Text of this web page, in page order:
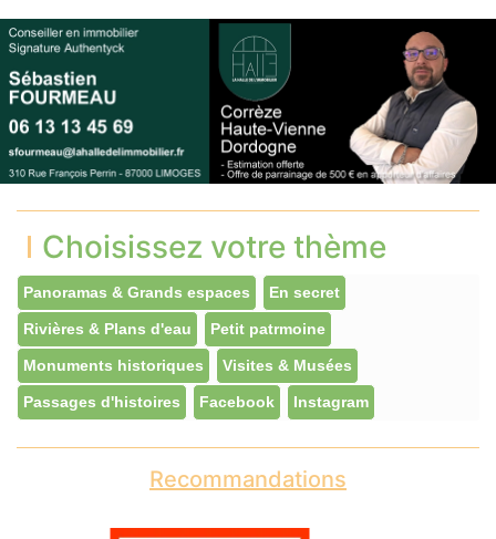
Choisissez votre thème
Panoramas & Grands espaces En secret
Rivières & Plans d'eau Petit patrmoine
Monuments historiques Visites & Musées
Passages d'histoires Facebook Instagram
Recommandations